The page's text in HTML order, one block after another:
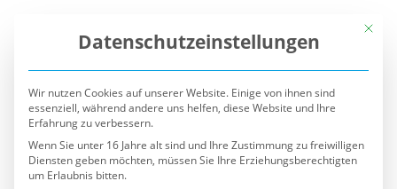
Mit
Datenschutzeinstellungen
Wir nutzen Cookies auf unserer Website. Einige von ihnen sind
essenziell, während andere uns helfen, diese Website und Ihre
Erfahrung zu verbessern.
Wenn Sie unter 16 Jahre alt sind und Ihre Zustimmung zu freiwilligen
Diensten geben möchten, müssen Sie Ihre Erziehungsberechtigten
um Erlaubnis bitten.